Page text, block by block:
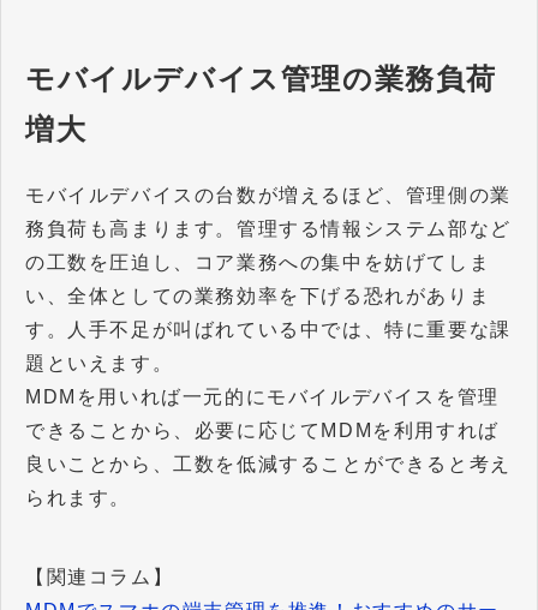
モバイルデバイス管理の業務負荷
増大
モバイルデバイスの台数が増えるほど、管理側の業
務負荷も高まります。管理する情報システム部など
の工数を圧迫し、コア業務への集中を妨げてしま
い、全体としての業務効率を下げる恐れがありま
す。人手不足が叫ばれている中では、特に重要な課
題といえます。
MDMを用いれば一元的にモバイルデバイスを管理
できることから、必要に応じてMDMを利用すれば
良いことから、工数を低減することができると考え
られます。
【関連コラム】